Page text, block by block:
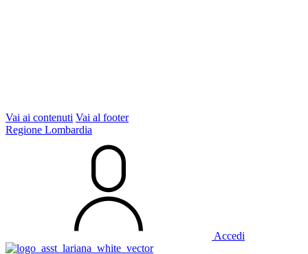
Vai ai contenuti Vai al footer
Regione Lombardia
Accedi